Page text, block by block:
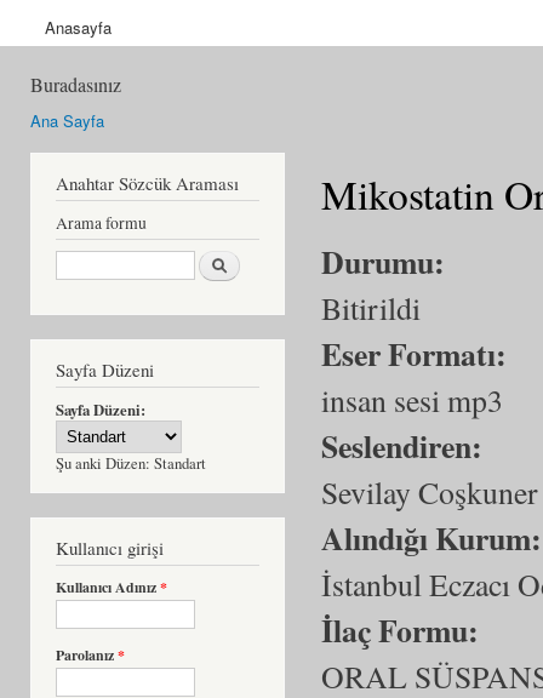
Anasayfa
Buradasınız
Ana Sayfa
Anahtar Sözcük Araması
Arama formu
Ara
Sayfa Düzeni
Sayfa Düzeni:
Şu anki Düzen: Standart
Kullanıcı girişi
Kullanıcı Adınız*
Parolanız*
Mikostatin
Durumu:
Bitirildi
Eser Formatı:
insan sesi mp3
Seslendiren:
Sevilay Coşkuner
Alındığı
İstanbul Eczacı
İlaç Formu:
ORAL